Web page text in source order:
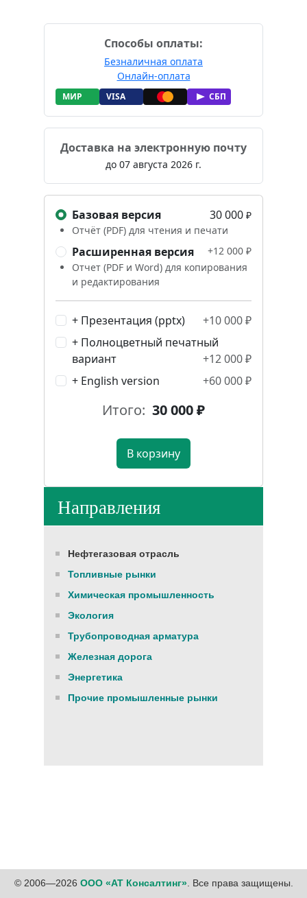
Способы оплаты:
Безналичная оплата
Онлайн-оплата
МИР VISA СБП
Доставка на электронную почту
до 07 августа 2026 г.
Базовая версия 30 000 ₽
Отчёт (PDF) для чтения и печати
Расширенная версия
+12 000 ₽
Отчет (PDF и Word) для копирования
и редактирования
+ Презентация (pptx)
+10 000 ₽
+ Полноцветный печатный
вариант
+12 000 ₽
+ English version
+60 000 ₽
Итого: 30 000₽
В корзину
Направления
Нефтегазовая отрасль
Топливные рынки
Химическая промышленность
Экология
Трубопроводная арматура
Железная дорога
Энергетика
Прочие промышленные рынки
© 2006—2026 ООО «АТ Консалтинг». Все права защищены.